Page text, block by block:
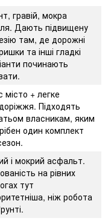
гравій, мокра
Дають підвищену
там, де дорожні
та інші гладкі
починають
місто + легке
Підходять
власникам, яким
один комплект
і мокрий асфальт.
на рівних
тут
ніж робота